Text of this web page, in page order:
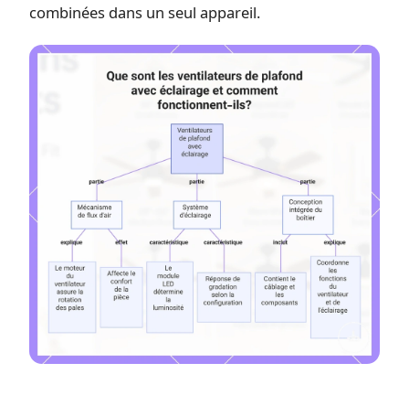
combinées dans un seul appareil.